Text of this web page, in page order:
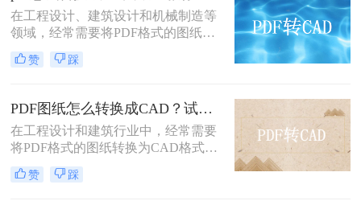
方法，帮助您轻松应对各种需求。
在工程设计、建筑设计和机械制造等
领域，经常需要将PDF格式的图纸转
换为CAD格式，以便进行进一步的编
辑、修改和优化。PDF文件主要是为
并不直接支持CAD的矢量图形编辑功
能，因此转换过程需要借助特定的工
具和技术。那么pdf怎么转换成cad图
纸呢？本文将介绍两种高效且易于操
作的PDF转换成CAD的方法，帮助读
者轻松应对这一需求。
赞 踩
PDF图纸怎么转换成CAD？试试这三个转换方法！
在工程设计和建筑行业中，经常需要
将PDF格式的图纸转换为CAD格式，
以便进行进一步的编辑和修改。那么
PDF图纸怎么转换成CAD呢？本文将
赞 踩